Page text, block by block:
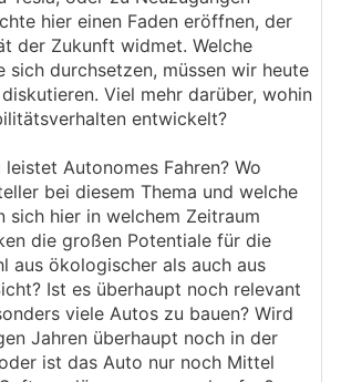
hier einen Faden eröffnen, der
der Zukunft widmet. Welche
sich durchsetzen, müssen wir heute
Viel mehr darüber, wohin
entwickelt?
Autonomes Fahren? Wo
bei diesem Thema und welche
sich hier in welchem Zeitraum
die großen Potentiale für die
aus ökologischer als auch aus
Ist es überhaupt noch relevant
viele Autos zu bauen? Wird
Jahren überhaupt noch in der
ist das Auto nur noch Mittel